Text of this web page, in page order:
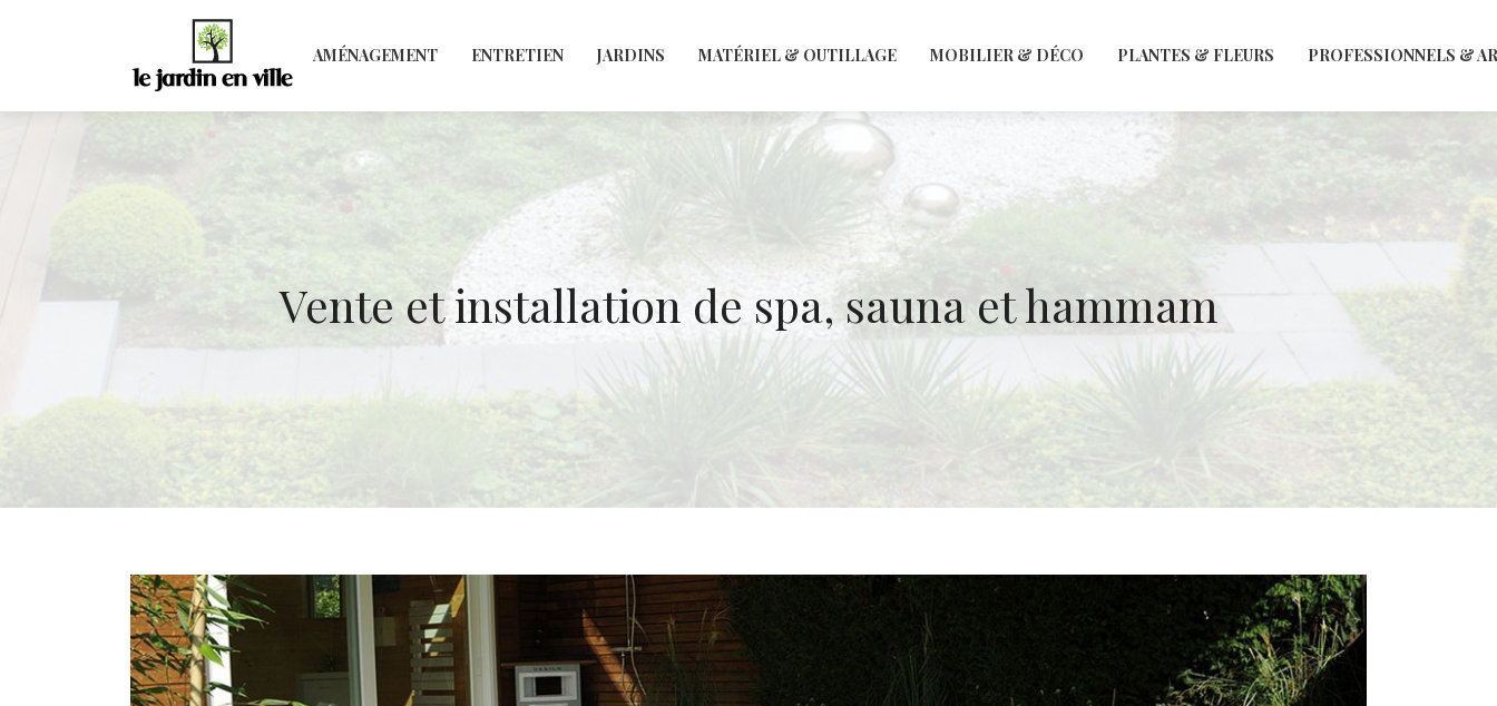
AMÉNAGEMENT ENTRETIEN JARDINS MATÉRIEL & OUTILLAGE MOBILIER & DÉCO PLANTES & FLEURS PROFESSIONNELS &
Vente et installation de spa, sauna et hammam